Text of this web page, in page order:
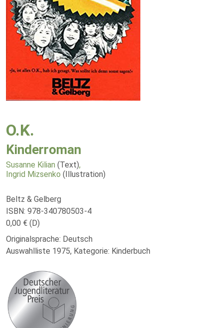
O.K.
Kinderroman
Susanne Kilian (Text),
Ingrid Mizsenko (Illustration)
Beltz & Gelberg
ISBN: 978-340780503-4
0,00 € (D)
Originalsprache: Deutsch
Auswahlliste 1975, Kategorie: Kinderbuch